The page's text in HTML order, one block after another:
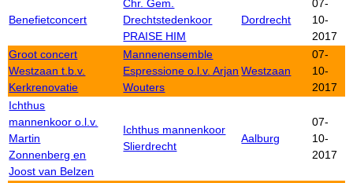
Benefietconcert
Chr. Gem.
Drechtstedenkoor
PRAISE HIM
Dordrecht
07-
10-
2017
Groot concert
Westzaan t.b.v.
Kerkrenovatie
Mannenensemble
Espressione o.l.v. Arjan
Wouters
Westzaan
07-
10-
2017
Ichthus
mannenkoor o.l.v.
Martin
Zonnenberg en
Joost van Belzen
Ichthus mannenkoor
Slierdrecht
Aalburg
07-
10-
2017